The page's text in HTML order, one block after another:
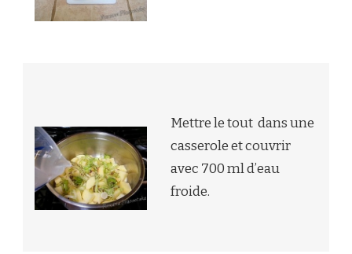
Mettre le tout dans une
casserole et couvrir
avec 700 ml d’eau
froide.